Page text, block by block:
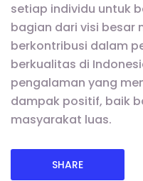
setiap individu untuk
bagian dari visi besar
berkontribusi dalam
berkualitas di
pengalaman yang
dampak positif, baik
masyarakat luas.
SHARE